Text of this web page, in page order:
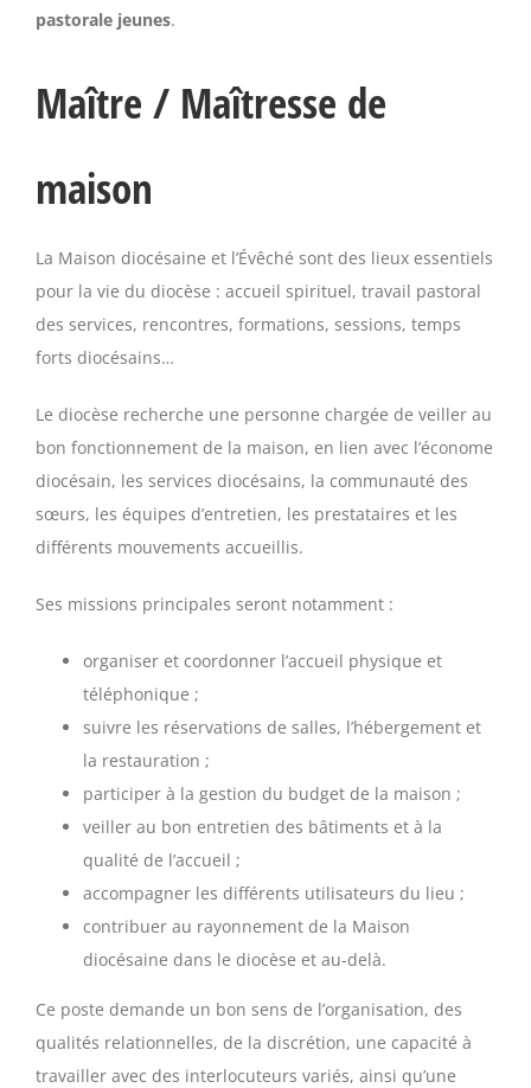
pastorale jeunes.
Maître / Maîtresse de
maison
La Maison diocésaine et l’Évêché sont des lieux essentiels
pour la vie du diocèse : accueil spirituel, travail pastoral
des services, rencontres, formations, sessions, temps
forts diocésains…
Le diocèse recherche une personne chargée de veiller au
bon fonctionnement de la maison, en lien avec l’économe
diocésain, les services diocésains, la communauté des
sœurs, les équipes d’entretien, les prestataires et les
différents mouvements accueillis.
Ses missions principales seront notamment :
organiser et coordonner l’accueil physique et
téléphonique ;
suivre les réservations de salles, l’hébergement et
la restauration ;
participer à la gestion du budget de la maison ;
veiller au bon entretien des bâtiments et à la
qualité de l’accueil ;
accompagner les différents utilisateurs du lieu ;
contribuer au rayonnement de la Maison
diocésaine dans le diocèse et au-delà.
Ce poste demande un bon sens de l’organisation, des
qualités relationnelles, de la discrétion, une capacité à
travailler avec des interlocuteurs variés, ainsi qu’une